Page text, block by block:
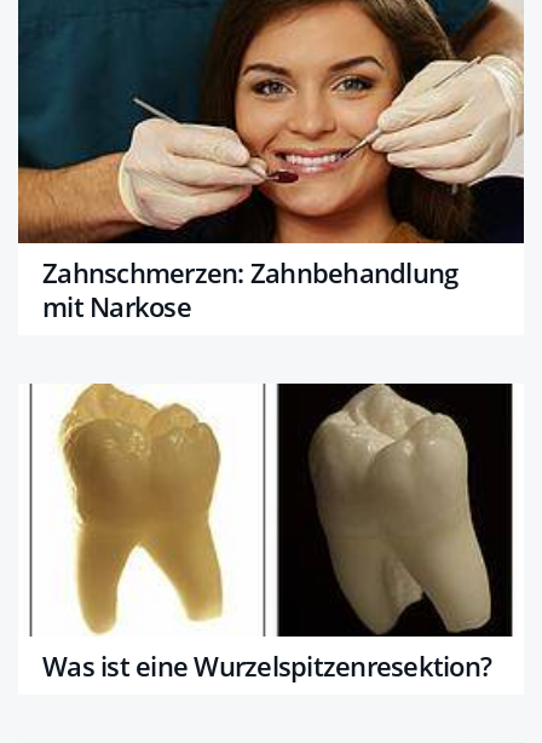
Zahnschmerzen: Zahnbehandlung
mit Narkose
Was ist eine Wurzelspitzenresektion?